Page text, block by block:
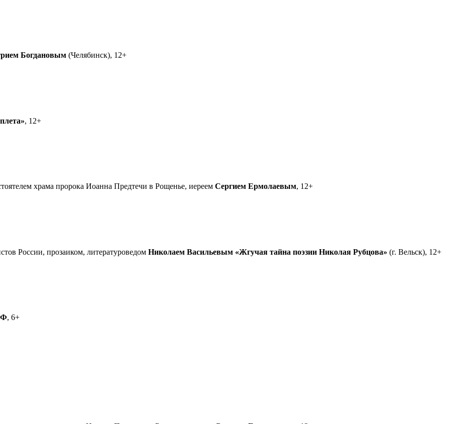
Богдановым (Челябинск), 12+
, 12+
храма пророка Иоанна Предтечи в Рощенье, иереем Сергием Ермолаевым, 12+
России, прозаиком, литературоведом Николаем Васильевым «Жгучая тайна поэзии Николая Рубцова» (г. Вельск), 12+
, 6+